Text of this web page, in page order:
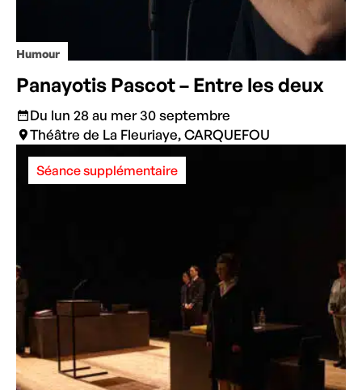
Humour
Panayotis Pascot – Entre les deux
Du lun 28 au mer 30 septembre
Théâtre de La Fleuriaye, CARQUEFOU
Séance supplémentaire